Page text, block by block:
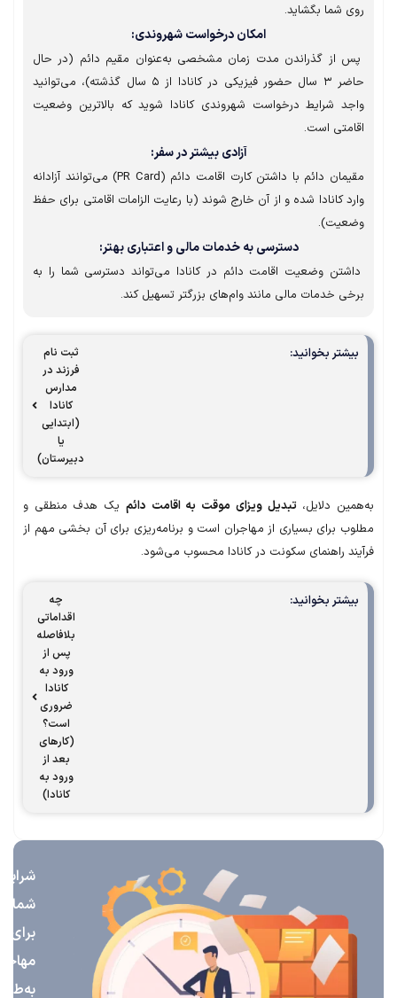
شما بگشاید.
امکان درخواست شهروندی:
از گذراندن مدت زمان مشخصی به‌عنوان مقیم دائم (در حال
حاضر ۳ سال حضور فیزیکی در کانادا از ۵ سال گذشته)، می‌توانید
شرایط درخواست شهروندی کانادا شوید که بالاترین وضعیت
است.
آزادی بیشتر در سفر:
مقیمان دائم با داشتن کارت اقامت دائم (PR Card) می‌توانند آزادانه
کانادا شده و از آن خارج شوند (با رعایت الزامات اقامتی برای حفظ
دسترسی به خدمات مالی و اعتباری بهتر:
وضعیت اقامت دائم در کانادا می‌تواند دسترسی شما را به
خدمات مالی مانند وام‌های بزرگتر تسهیل کند.
بخوانید:
دبیرستان)
دلایل،تبدیل ویزای موقت به اقامت دائمیک هدف منطقی و
برای بسیاری از مهاجران است و برنامه‌ریزی برای آن بخشی مهم از
راهنمای سکونت در کانادا محسوب می‌شود.
بخوانید:
مهاجرت